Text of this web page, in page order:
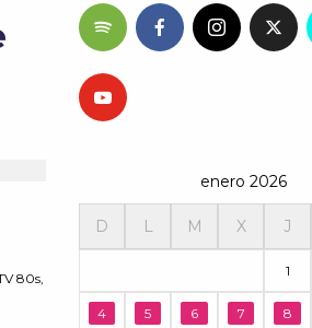
80s,
enero 2026
D L M X J
1
4 5 6 7 8